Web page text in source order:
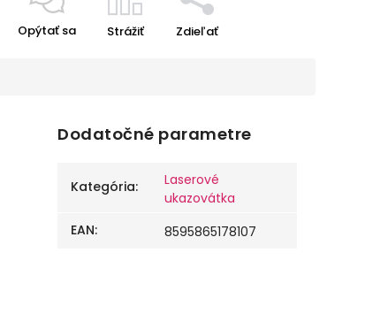
Opýtať sa Strážiť Zdieľať
Dodatočné parametre
Kategória:
Laserové
ukazovátka
EAN: 8595865178107